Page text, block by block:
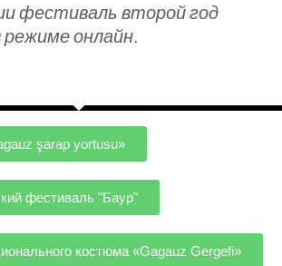
фестиваль второй год
онлайн.
şarap yortusu»
фестиваль "Баур"
костюма «Gagauz Gergefi»